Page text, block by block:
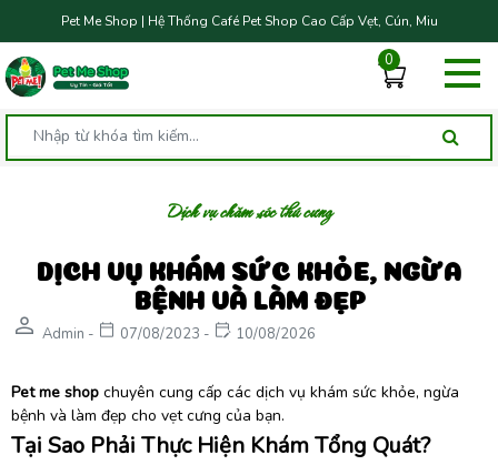
Pet Me Shop | Hệ Thống Café Pet Shop Cao Cấp Vẹt, Cún, Miu
0
Dịch vụ chăm sóc thú cưng
DỊCH VỤ KHÁM SỨC KHỎE, NGỪA
BỆNH VÀ LÀM ĐẸP
person Admin - calendar_today 07/08/2023 - edit_calendar 10/08/2026
Pet me shop chuyên cung cấp các dịch vụ khám sức khỏe, ngừa
bệnh và làm đẹp cho vẹt cưng của bạn.
Tại Sao Phải Thực Hiện Khám Tổng Quát?